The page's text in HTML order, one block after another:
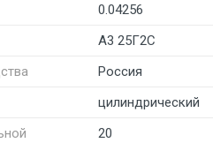
0.04256
А3 25Г2С
Россия
цилиндрический
20